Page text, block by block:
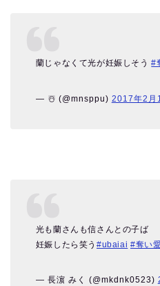
蘭じゃなくて光が妊娠しそう#
— ☃️ (@mnsppu) 2017年2月
光も蘭さんも信さんとの子ば
妊娠したら笑う#ubaiai #奪い
— 長濵 みく (@mkdnk0523)